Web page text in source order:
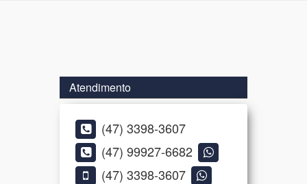
Atendimento
(47) 3398-3607
(47) 99927-6682
(47) 3398-3607